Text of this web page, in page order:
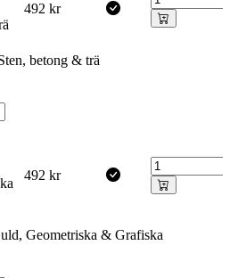
492 kr
betong & trä
492 kr
Geometriska & Grafiska